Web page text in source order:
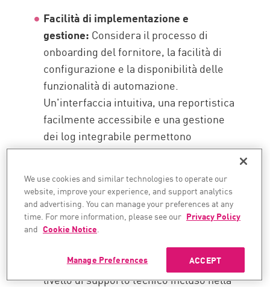
Facilità di implementazione e
gestione: Considera il processo di
onboarding del fornitore, la facilità di
configurazione e la disponibilità delle
funzionalità di automazione.
Un'interfaccia intuitiva, una reportistica
facilmente accessibile e una gestione
dei log integrabile permettono
un'efficienza operativa molto
permette ai responsabili della
sicurezza di valutare quanto bene
funziona il FWaaS e quali aree di
risposta potrebbero essere migliorate.
Supporto e SLA:Infine, rivedere il
livello di supporto tecnico incluso nella
We use cookies and similar technologies to operate our
website, improve your experience, and support analytics
and advertising. You can manage your preferences at any
time. For more information, please see our Privacy Policy
and Cookie Notice.
ACCEPT
Manage Preferences